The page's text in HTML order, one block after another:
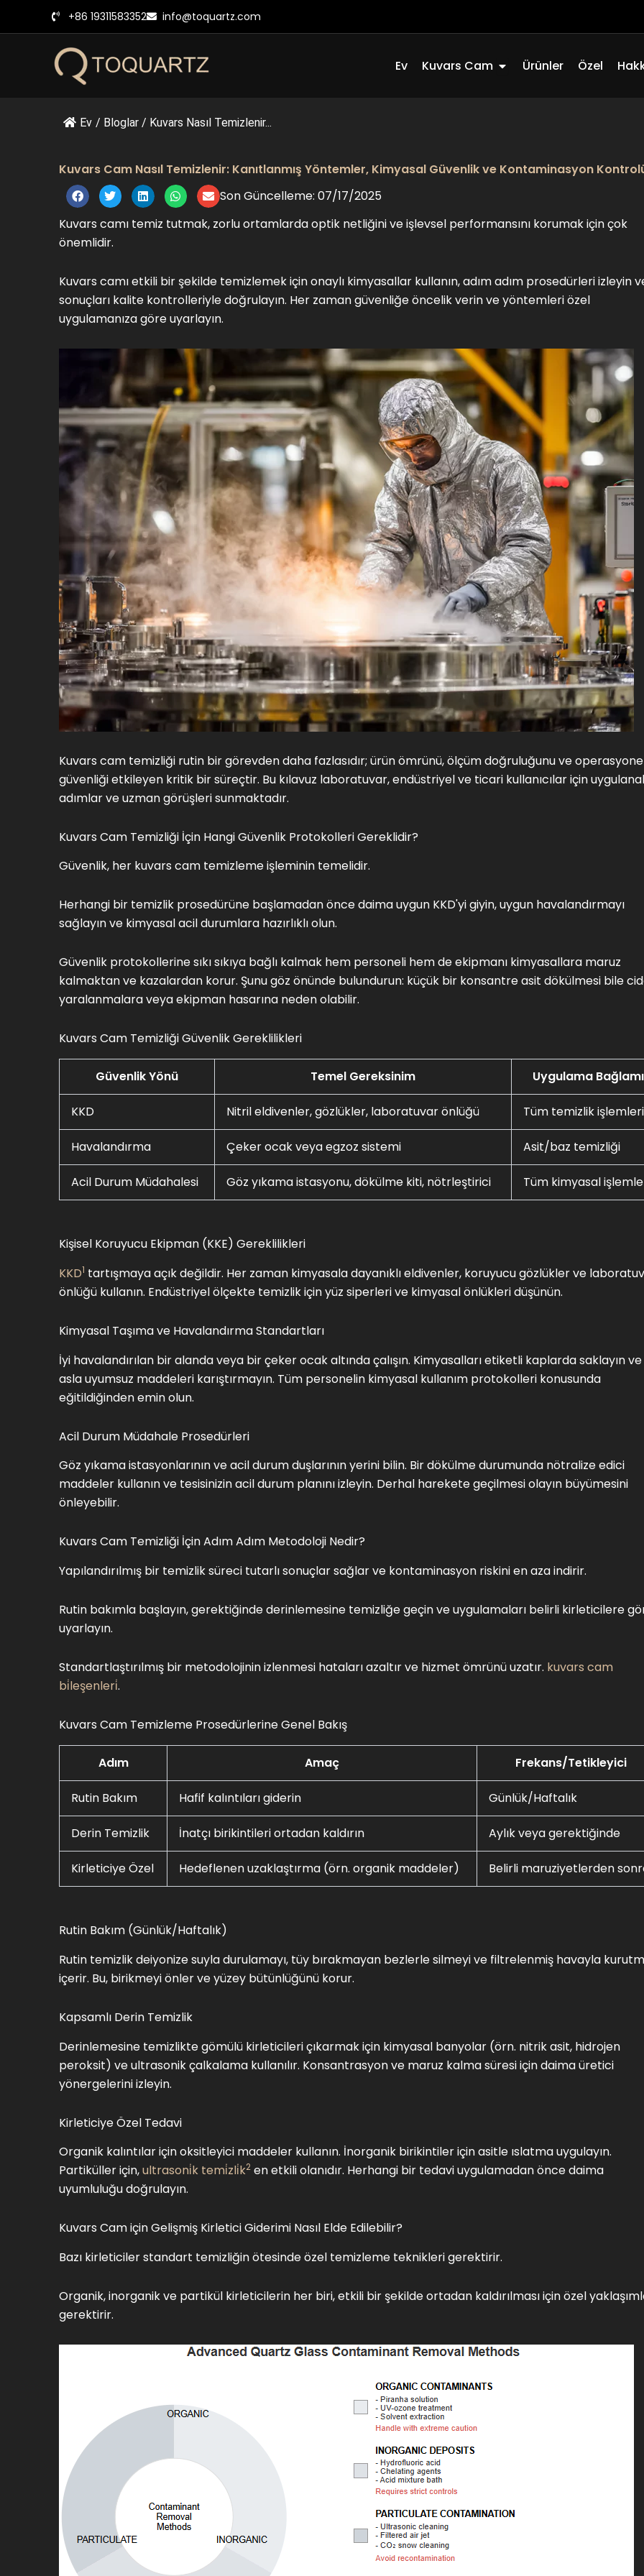
+86 19311583352 info@toquartz.com
Ev Kuvars Cam Açık Quartz Glass
Ürünler Özel
Ev / Bloglar / Kuvars Nasıl Temizlenir...
Kuvars Cam Nasıl Temizlenir: Kanıtlanmış Yöntemler, Kimyasal Güvenlik ve Kontaminasyon
Son Güncelleme: 07/17/2025
Kuvars camı temiz tutmak, zorlu ortamlarda optik netliğini ve işlevsel performansını korumak için çok
önemlidir.
Kuvars camı etkili bir şekilde temizlemek için onaylı kimyasallar kullanın, adım adım prosedürleri izleyin
sonuçları kalite kontrolleriyle doğrulayın. Her zaman güvenliğe öncelik verin ve yöntemleri özel
uygulamanıza göre uyarlayın.
Kuvars cam temizliği rutin bir görevden daha fazlasıdır; ürün ömrünü, ölçüm doğruluğunu ve
güvenliği etkileyen kritik bir süreçtir. Bu kılavuz laboratuvar, endüstriyel ve ticari kullanıcılar için
adımlar ve uzman görüşleri sunmaktadır.
Kuvars Cam Temizliği İçin Hangi Güvenlik Protokolleri Gereklidir?
Güvenlik, her kuvars cam temizleme işleminin temelidir.
Herhangi bir temizlik prosedürüne başlamadan önce daima uygun KKD'yi giyin, uygun havalandırmayı
sağlayın ve kimyasal acil durumlara hazırlıklı olun.
Güvenlik protokollerine sıkı sıkıya bağlı kalmak hem personeli hem de ekipmanı kimyasallara maruz
kalmaktan ve kazalardan korur. Şunu göz önünde bulundurun: küçük bir konsantre asit dökülmesi bile
yaralanmalara veya ekipman hasarına neden olabilir.
Kuvars Cam Temizliği Güvenlik Gereklilikleri
Güvenlik Yönü Temel Gereksinim Uygulama Bağlamı
KKD Nitril eldivenler, gözlükler, laboratuvar önlüğü Tüm temizlik işlemleri
Havalandırma Çeker ocak veya egzoz sistemi Asit/baz temizliği
Acil Durum Müdahalesi Göz yıkama istasyonu, dökülme kiti, nötrleştirici Tüm kimyasal
Kişisel Koruyucu Ekipman (KKE) Gereklilikleri
KKD1 tartışmaya açık değildir. Her zaman kimyasala dayanıklı eldivenler, koruyucu gözlükler ve
önlüğü kullanın. Endüstriyel ölçekte temizlik için yüz siperleri ve kimyasal önlükleri düşünün.
Kimyasal Taşıma ve Havalandırma Standartları
İyi havalandırılan bir alanda veya bir çeker ocak altında çalışın. Kimyasalları etiketli kaplarda saklayın ve
asla uyumsuz maddeleri karıştırmayın. Tüm personelin kimyasal kullanım protokolleri konusunda
eğitildiğinden emin olun.
Acil Durum Müdahale Prosedürleri
Göz yıkama istasyonlarının ve acil durum duşlarının yerini bilin. Bir dökülme durumunda nötralize edici
maddeler kullanın ve tesisinizin acil durum planını izleyin. Derhal harekete geçilmesi olayın büyümesini
önleyebilir.
Kuvars Cam Temizliği İçin Adım Adım Metodoloji Nedir?
Yapılandırılmış bir temizlik süreci tutarlı sonuçlar sağlar ve kontaminasyon riskini en aza indirir.
Rutin bakımla başlayın, gerektiğinde derinlemesine temizliğe geçin ve uygulamaları belirli kirleticilere
uyarlayın.
Standartlaştırılmış bir metodolojinin izlenmesi hataları azaltır ve hizmet ömrünü uzatır. kuvars cam
bi̇leşenleri̇.
Kuvars Cam Temizleme Prosedürlerine Genel Bakış
Adım Amaç Frekans/Tetikleyici
Rutin Bakım Hafif kalıntıları giderin Günlük/Haftalık
Derin Temizlik İnatçı birikintileri ortadan kaldırın Aylık veya gerektiğinde
Kirleticiye Özel Hedeflenen uzaklaştırma (örn. organik maddeler) Belirli maruziyetlerden
Rutin Bakım (Günlük/Haftalık)
Rutin temizlik deiyonize suyla durulamayı, tüy bırakmayan bezlerle silmeyi ve filtrelenmiş havayla
içerir. Bu, birikmeyi önler ve yüzey bütünlüğünü korur.
Kapsamlı Derin Temizlik
Derinlemesine temizlikte gömülü kirleticileri çıkarmak için kimyasal banyolar (örn. nitrik asit, hidrojen
peroksit) ve ultrasonik çalkalama kullanılır. Konsantrasyon ve maruz kalma süresi için daima üretici
yönergelerini izleyin.
Kirleticiye Özel Tedavi
Organik kalıntılar için oksitleyici maddeler kullanın. İnorganik birikintiler için asitle ıslatma uygulayın.
Partiküller için,ultrasoni̇k temi̇zli̇k2 en etkili olanıdır. Herhangi bir tedavi uygulamadan önce daima
uyumluluğu doğrulayın.
Kuvars Cam için Gelişmiş Kirletici Giderimi Nasıl Elde Edilebilir?
Bazı kirleticiler standart temizliğin ötesinde özel temizleme teknikleri gerektirir.
Organik, inorganik ve partikül kirleticilerin her biri, etkili bir şekilde ortadan kaldırılması için özel
gerektirir.